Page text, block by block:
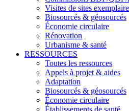
Visites de sites
Biosourcés & géosourcés
Économie circulaire
Rénovation
Urbanisme & santé
RESSOURCES
Toutes les ressources
Appels à projet & aides
Adaptation
Biosourcés & géosourcés
Économie circulaire
Établissements de santé